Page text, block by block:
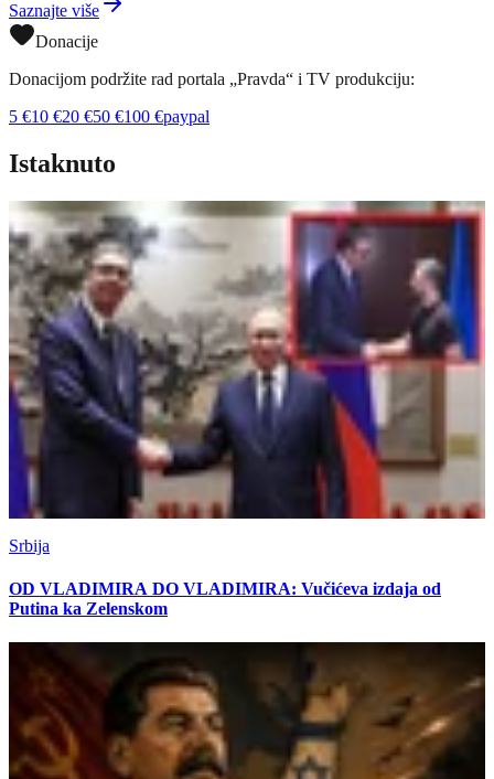
Saznajte više
Donacije
Donacijom podržite rad portala „Pravda“ i TV produkciju:
5 €10 €20 €50 €100 €paypal
Istaknuto
Srbija
OD VLADIMIRA DO VLADIMIRA: Vučićeva izdaja od
Putina ka Zelenskom